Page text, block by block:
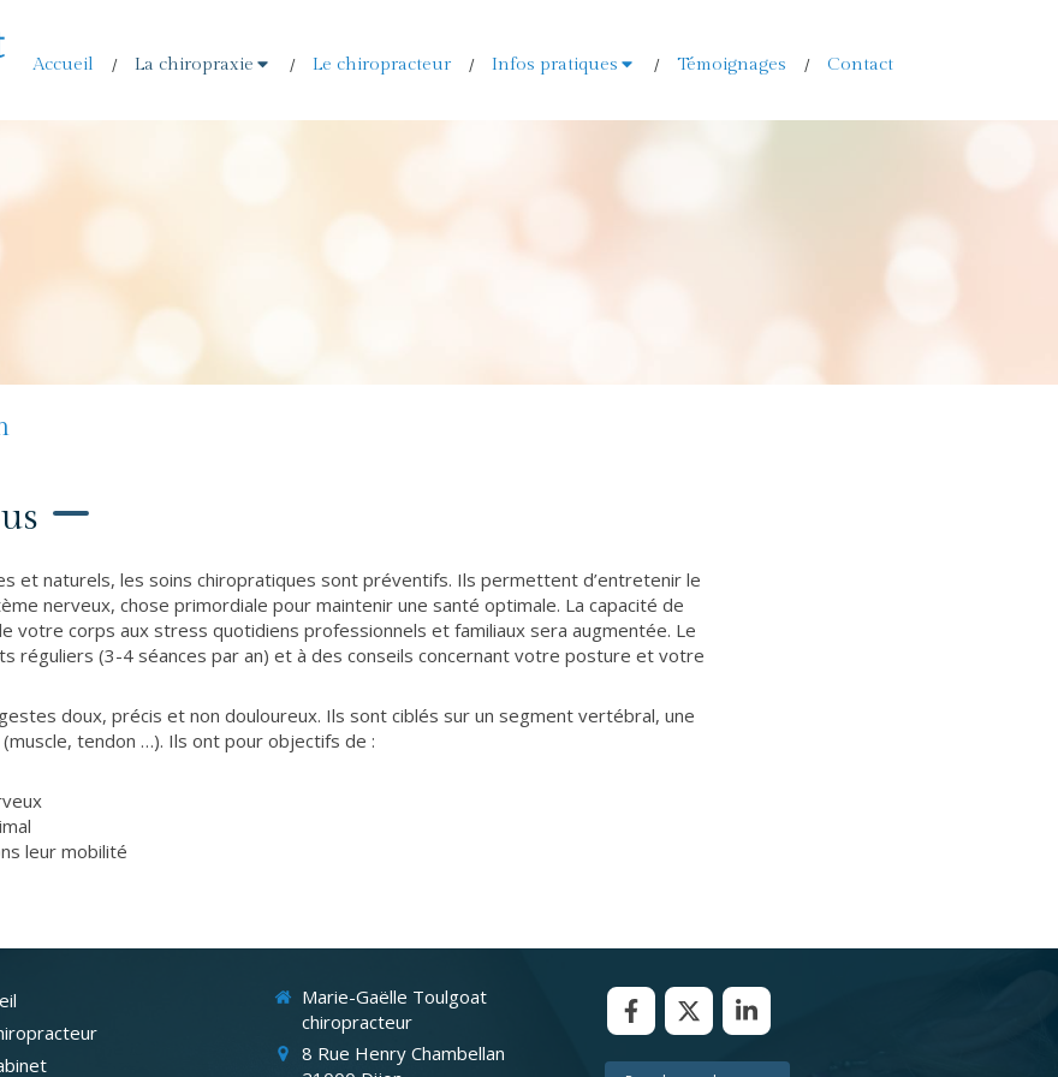
Accueil La chiropraxie Le chiropracteur Infos pratiques Témoignages Contact
et naturels, les soins chiropratiques sont préventifs. Ils permettent d’entretenir le
nerveux, chose primordiale pour maintenir une santé optimale. La capacité de
votre corps aux stress quotidiens professionnels et familiaux sera augmentée. Le
réguliers (3-4 séances par an) et à des conseils concernant votre posture et votre
doux, précis et non douloureux. Ils sont ciblés sur un segment vertébral, une
tendon …). Ils ont pour objectifs de :
leur mobilité
Marie-Gaëlle Toulgoat
chiropracteur
8 Rue Henry Chambellan